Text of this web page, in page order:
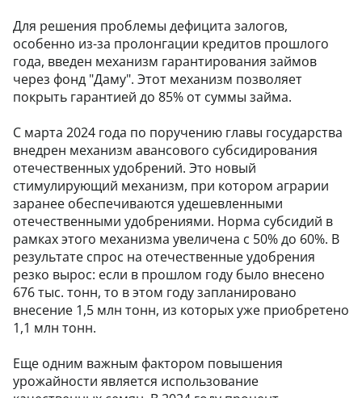
Для решения проблемы дефицита залогов,
особенно из-за пролонгации кредитов прошлого
года, введен механизм гарантирования займов
через фонд "Даму". Этот механизм позволяет
покрыть гарантией до 85% от суммы займа.
С марта 2024 года по поручению главы государства
внедрен механизм авансового субсидирования
отечественных удобрений. Это новый
стимулирующий механизм, при котором аграрии
заранее обеспечиваются удешевленными
отечественными удобрениями. Норма субсидий в
рамках этого механизма увеличена с 50% до 60%. В
результате спрос на отечественные удобрения
резко вырос: если в прошлом году было внесено
676 тыс. тонн, то в этом году запланировано
внесение 1,5 млн тонн, из которых уже приобретено
1,1 млн тонн.
Еще одним важным фактором повышения
урожайности является использование